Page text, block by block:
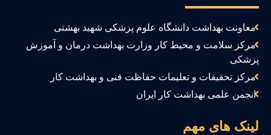
معاونت بهداشت دانشگاه علوم پزشکی شهید بهشتی
مرکز سلامت و محیط کار وزارت بهداشت درمان و آموزش
مرکز تحقیقات و تعلیمات حفاظت فنی و بهداشت کار
انجمن علمی بهداشت کار ایران
های مهم